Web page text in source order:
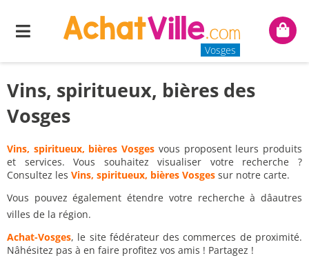
Menu
Vosges
Mon
Vins, spiritueux, bières des
Vosges
Vins, spiritueux, bières Vosges vous proposent leurs produits
et services. Vous souhaitez visualiser votre recherche ?
Consultez les Vins, spiritueux, bières Vosges sur notre carte.
Vous pouvez également étendre votre recherche à dâautres
villes de la région.
Achat-Vosges, le site fédérateur des commerces de proximité.
Nâhésitez pas à en faire profitez vos amis ! Partagez !